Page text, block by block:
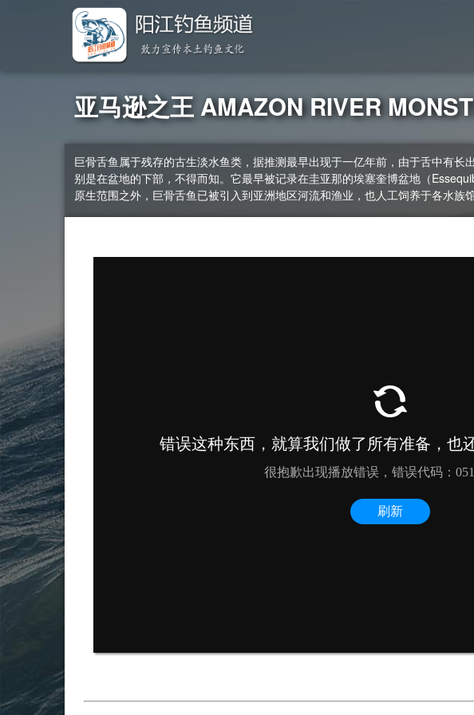
亚马逊之王 AMAZON RIVER
巨骨舌鱼属于残存的古生淡水鱼类，据推测最早出现于一亿年前，由于舌中有
别是在盆地的下部，不得而知。它最早被记录在圭亚那的埃塞奎博盆地（
原生范围之外，巨骨舌鱼已被引入到亚洲地区河流和渔业，也人工饲养于各水族馆